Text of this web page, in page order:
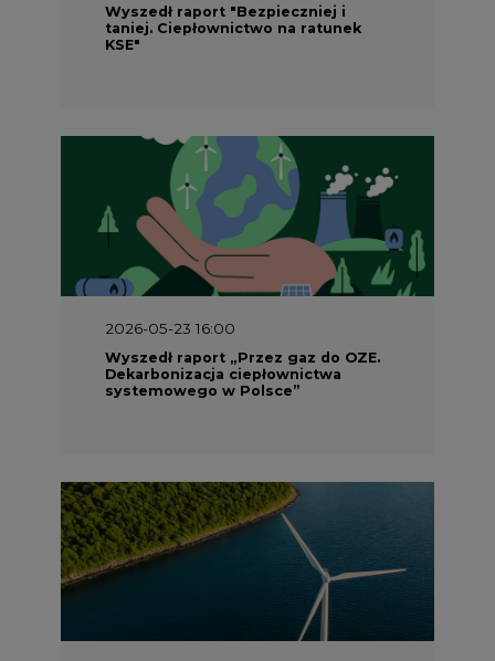
Wyszedł raport "Bezpieczniej i
taniej. Ciepłownictwo na ratunek
KSE"
2026-05-23 16:00
Wyszedł raport „Przez gaz do OZE.
Dekarbonizacja ciepłownictwa
systemowego w Polsce”